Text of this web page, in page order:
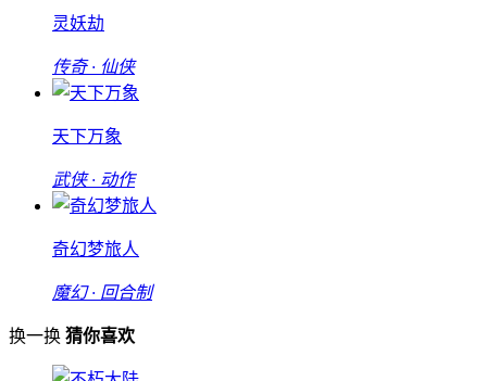
灵妖劫
传奇 · 仙侠
天下万象
武侠 · 动作
奇幻梦旅人
魔幻 · 回合制
换一换 猜你喜欢